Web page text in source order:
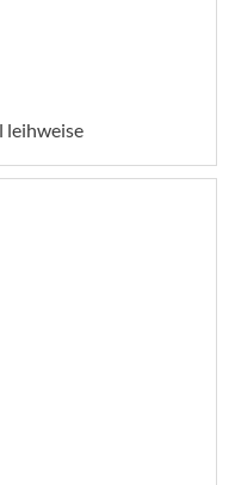
leihweise